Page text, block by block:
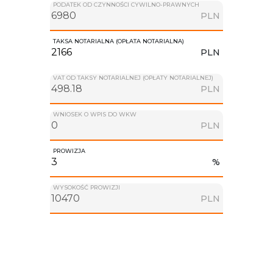
PODATEK OD CZYNNOŚCI CYWILNO-PRAWNYCH
PLN
TAKSA NOTARIALNA (OPŁATA NOTARIALNA)
PLN
VAT OD TAKSY NOTARIALNEJ (OPŁATY NOTARIALNEJ)
PLN
WNIOSEK O WPIS DO WKW
PLN
PROWIZJA
%
WYSOKOŚĆ PROWIZJI
PLN